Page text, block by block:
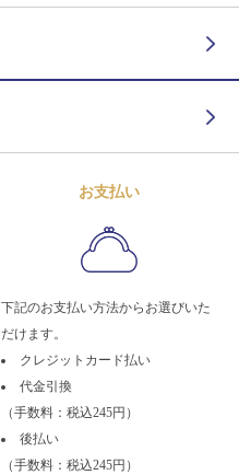
お支払い
下記のお支払い方法からお選びいた
だけます。
クレジットカード払い
代金引換
（手数料：税込245円）
後払い
（手数料：税込245円）